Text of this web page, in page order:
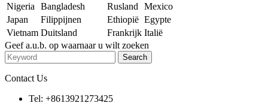
Nigeria
Bangladesh Rusland
Mexico
Japan
Filippijnen Ethiopië Egypte
Vietnam Duitsland Frankrijk Italië
Geef a.u.b. op waarnaar u wilt zoeken
Contact Us
Tel: +8613921273425